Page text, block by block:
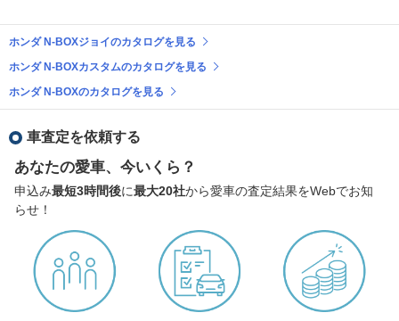
ホンダ N-BOXジョイのカタログを見る
ホンダ N-BOXカスタムのカタログを見る
ホンダ N-BOXのカタログを見る
車査定を依頼する
あなたの愛車、今いくら？
申込み最短3時間後に最大20社から愛車の査定結果をWebでお知
らせ！